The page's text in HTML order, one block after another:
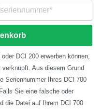
DCI 200 erwerben können,
Aus diesem Grund
Seriennummer Ihres DCI 700
Sie eine falsche oder
die Datei auf Ihrem DCI 700